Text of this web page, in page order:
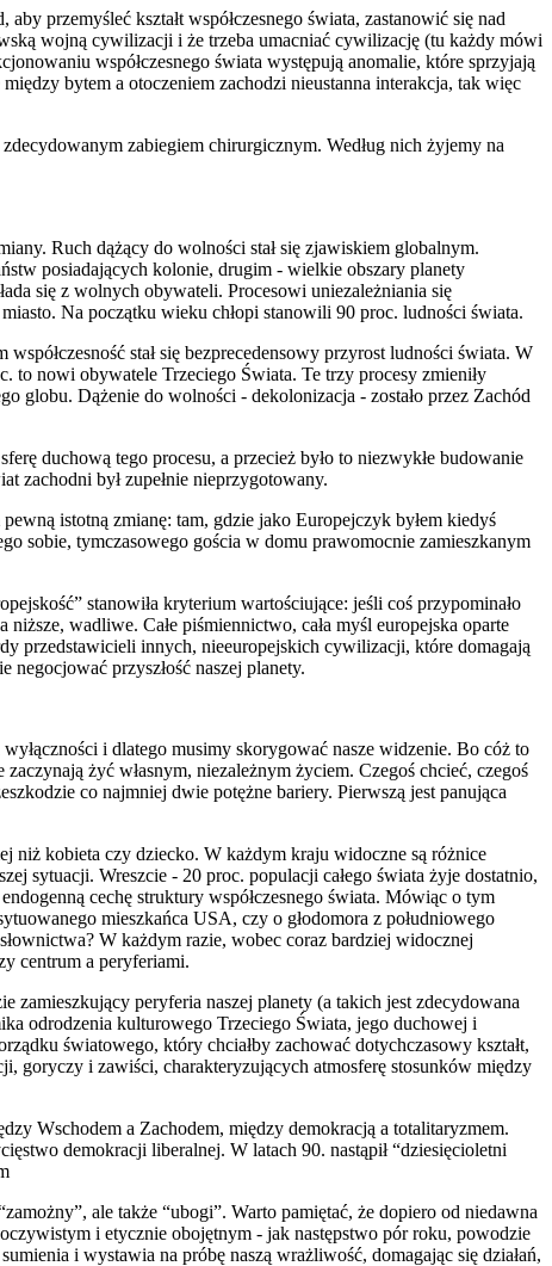
przemyśleć kształt współczesnego świata, zastanowić się nad
wojną cywilizacji i że trzeba umacniać cywilizację (tu każdy mówi
współczesnego świata występują anomalie, które sprzyjają
bytem a otoczeniem zachodzi nieustanna interakcja, tak więc
zabiegiem chirurgicznym. Według nich żyjemy na
Ruch dążący do wolności stał się zjawiskiem globalnym.
posiadających kolonie, drugim - wielkie obszary planety
się z wolnych obywateli. Procesowi uniezależniania się
Na początku wieku chłopi stanowili 90 proc. ludności świata.
stał się bezprecedensowy przyrost ludności świata. W
to nowi obywatele Trzeciego Świata. Te trzy procesy zmieniły
globu. Dążenie do wolności - dekolonizacja - zostało przez Zachód
duchową tego procesu, a przecież było to niezwykłe budowanie
zachodni był zupełnie nieprzygotowany.
istotną zmianę: tam, gdzie jako Europejczyk byłem kiedyś
sobie, tymczasowego gościa w domu prawomocnie zamieszkanym
stanowiła kryterium wartościujące: jeśli coś przypominało
wadliwe. Całe piśmiennictwo, cała myśl europejska oparte
przedstawicieli innych, nieeuropejskich cywilizacji, które domagają
przyszłość naszej planety.
i dlatego musimy skorygować nasze widzenie. Bo cóż to
żyć własnym, niezależnym życiem. Czegoś chcieć, czegoś
co najmniej dwie potężne bariery. Pierwszą jest panująca
niż kobieta czy dziecko. W każdym kraju widoczne są różnice
sytuacji. Wreszcie - 20 proc. populacji całego świata żyje dostatnio,
cechę struktury współczesnego świata. Mówiąc o tym
mieszkańca USA, czy o głodomora z południowego
W każdym razie, wobec coraz bardziej widocznej
centrum a peryferiami.
zamieszkujący peryferia naszej planety (a takich jest zdecydowana
odrodzenia kulturowego Trzeciego Świata, jego duchowej i
światowego, który chciałby zachować dotychczasowy kształt,
goryczy i zawiści, charakteryzujących atmosferę stosunków między
Wschodem a Zachodem, między demokracją a totalitaryzmem.
demokracji liberalnej. W latach 90. nastąpił “dziesięcioletni
ale także “ubogi”. Warto pamiętać, że dopiero od niedawna
i etycznie obojętnym - jak następstwo pór roku, powodzie
i wystawia na próbę naszą wrażliwość, domagając się działań,